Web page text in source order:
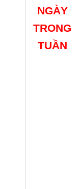
NGÀY
TRONG
TUẦN